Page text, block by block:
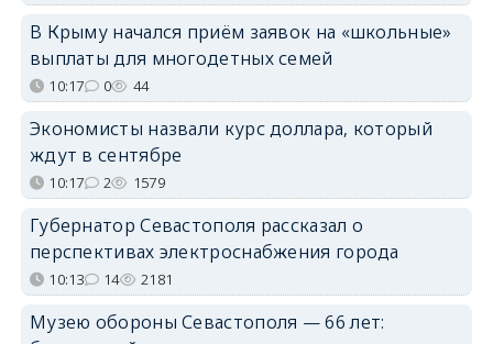
В Крыму начался приём заявок на «школьные»
выплаты для многодетных семей
10:17 0 44
Экономисты назвали курс доллара, который
ждут в сентябре
10:17 2 1579
Губернатор Севастополя рассказал о
перспективах электроснабжения города
10:13 14 2181
Музею обороны Севастополя — 66 лет: